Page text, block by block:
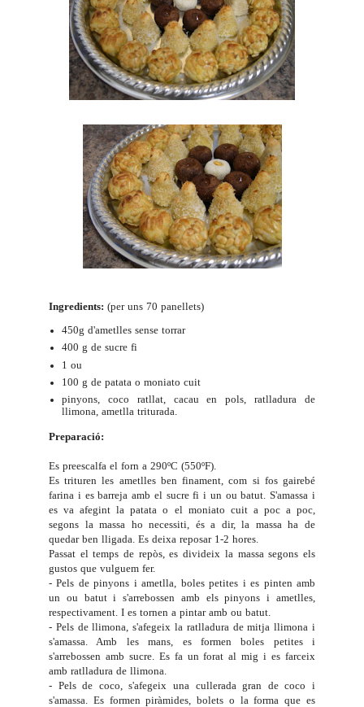
Ingredients: (per uns 70 panellets)
450g d'ametlles sense torrar
400 g de sucre fi
1 ou
100 g de patata o moniato cuit
pinyons, coco ratllat, cacau en pols, ratlladura de
llimona, ametlla triturada.
Preparació:
Es preescalfa el forn a 290ºC (550ºF).
Es trituren les ametlles ben finament, com si fos gairebé
farina i es barreja amb el sucre fi i un ou batut. S'amassa i
es va afegint la patata o el moniato cuit a poc a poc,
segons la massa ho necessiti, és a dir, la massa ha de
quedar ben lligada. Es deixa reposar 1-2 hores.
Passat el temps de repòs, es divideix la massa segons els
gustos que vulguem fer.
- Pels de pinyons i ametlla, boles petites i es pinten amb
un ou batut i s'arrebossen amb els pinyons i ametlles,
respectivament. I es tornen a pintar amb ou batut.
- Pels de llimona, s'afegeix la ratlladura de mitja llimona i
s'amassa. Amb les mans, es formen boles petites i
s'arrebossen amb sucre. Es fa un forat al mig i es farceix
amb ratlladura de llimona.
- Pels de coco, s'afegeix una cullerada gran de coco i
s'amassa. Es formen piràmides, bolets o la forma que es